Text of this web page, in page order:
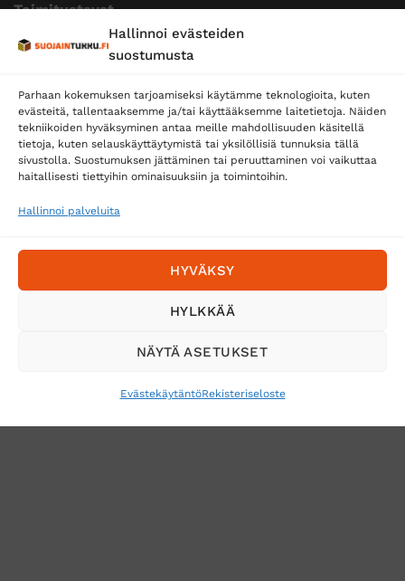
Hallinnoi evästeiden
suostumusta
Parhaan kokemuksen tarjoamiseksi käytämme teknologioita, kuten
evästeitä, tallentaaksemme ja/tai käyttääksemme laitetietoja. Näiden
tekniikoiden hyväksyminen antaa meille mahdollisuuden käsitellä
tietoja, kuten selauskäyttäytymistä tai yksilöllisiä tunnuksia tällä
sivustolla. Suostumuksen jättäminen tai peruuttaminen voi vaikuttaa
haitallisesti tiettyihin ominaisuuksiin ja toimintoihin.
Hallinnoi palveluita
HYVÄKSY
HYLKKÄÄ
NÄYTÄ ASETUKSET
EvästekäytäntöRekisteriseloste
Toimitustavat
Posti
Postnord
Tilaa uutiskirje ja saat erikoisalennuksia